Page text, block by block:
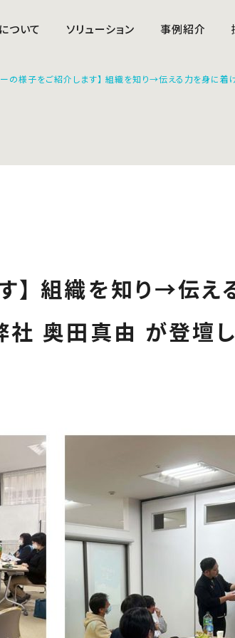
ついて ソリューション 事例紹介
ーの様子をご紹介します】 組織を知り→伝える力を身に着
】 組織を知り→伝え
社 奥田真由 が登壇